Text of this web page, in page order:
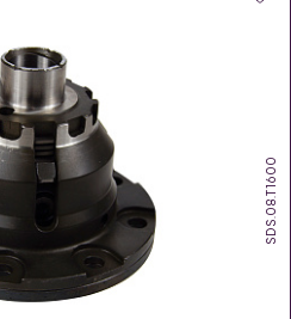
SDS.08.T1600